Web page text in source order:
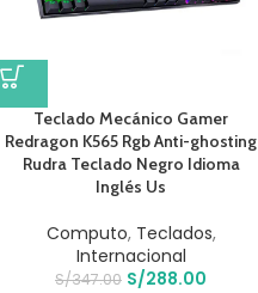
Teclado Mecánico Gamer
Redragon K565 Rgb Anti-ghosting
Rudra Teclado Negro Idioma
Inglés Us
Computo, Teclados,
Internacional
S/347.00 S/288.00